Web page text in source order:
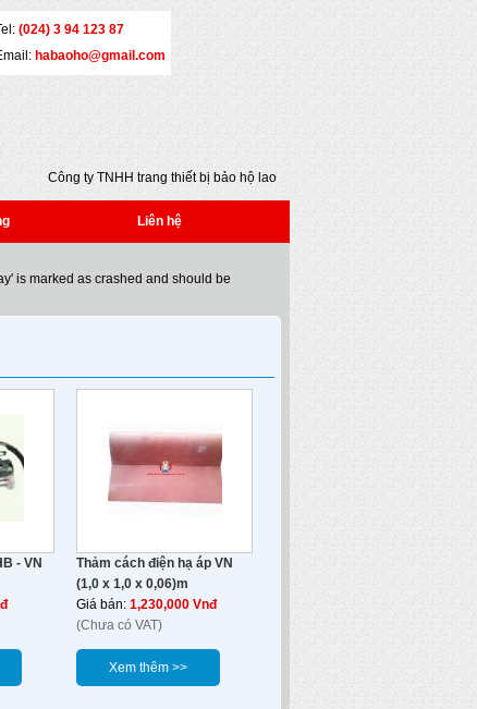
(024) 3 94 123 87
habaoho@gmail.com
Công ty TNHH trang thiết bị bảo hộ lao động
Đại An - Địa chỉ: Số 5 - Yết Kiêu - Quận Hai Bà
Trưng - Hà Nội - Tel: (024) 3 941 2386 * Fax:
(024) 3 941 2386 * Email:
Liên hệ
is marked as crashed and should be
- VN
Thảm cách điện hạ áp VN
(1,0 x 1,0 x 0,06)m
Giá bán: 1,230,000 Vnđ
(Chưa có VAT)
Xem thêm >>